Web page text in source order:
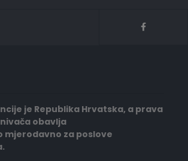
je Republika Hrvatska, a prava
obavlja
mjerodavno za poslove